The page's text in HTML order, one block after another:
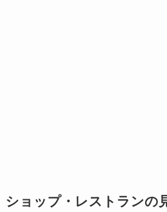
ショップ・レストランの